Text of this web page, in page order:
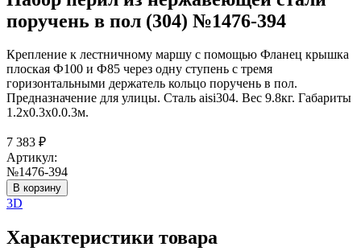
поручень в пол (304) №1476-394
Крепление к лестничному маршу с помощью Фланец крышка
плоская Ф100 и Ф85 через одну ступень с тремя
горизонтальными держатель кольцо поручень в пол.
Предназначение для улицы. Сталь aisi304. Вес 9.8кг. Габариты
1.2х0.3х0.0.3м.
7 383 ₽
Артикул:
№1476-394
В корзину
3D
Характеристики товара